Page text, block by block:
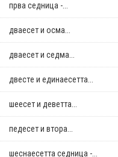
прва седница -...
дваесет и осма...
дваесет и седма...
двестe и единаесетта...
шеесет и деветта...
педесет и втора...
шеснаесетта седница -...